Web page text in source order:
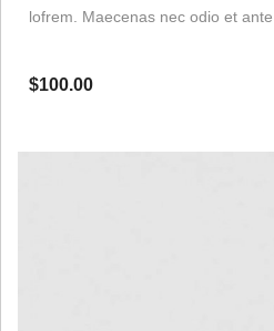
lofrem. Maecenas nec odio et
$100.00